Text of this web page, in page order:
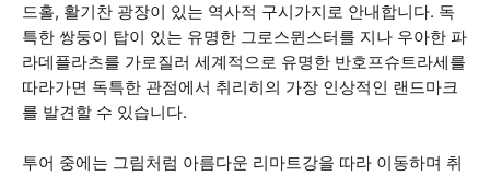
드홀, 활기찬 광장이 있는 역사적 구시가지로 안내합니다. 독
특한 쌍둥이 탑이 있는 유명한 그로스뮌스터를 지나 우아한 파
라데플라츠를 가로질러 세계적으로 유명한 반호프슈트라세를
따라가면 독특한 관점에서 취리히의 가장 인상적인 랜드마크
를 발견할 수 있습니다.
투어 중에는 그림처럼 아름다운 리마트강을 따라 이동하며 취